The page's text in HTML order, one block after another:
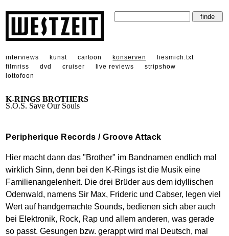
interviews kunst cartoon konserven
liesmich.txt
filmriss
dvd cruiser live reviews
stripshow
lottofoon
K-RINGS BROTHERS
S.O.S. Save Our Souls
Peripherique Records / Groove Attack
Hier macht dann das "Brother" im Bandnamen endlich mal
wirklich Sinn, denn bei den K-Rings ist die Musik eine
Familienangelenheit. Die drei Brüder aus dem idyllischen
Odenwald, namens Sir Max, Frideric und Cabser, legen viel
Wert auf handgemachte Sounds, bedienen sich aber auch
bei Elektronik, Rock, Rap und allem anderen, was gerade
so passt. Gesungen bzw. gerappt wird mal Deutsch, mal